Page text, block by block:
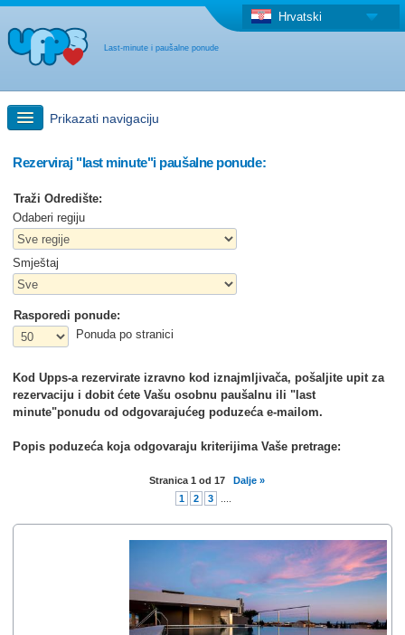
Last-minute i paušalne ponude
Hrvatski
Prikazati navigaciju
Brzo traženje
Putovanja: Pretraga na zemljovidu
"Last Minute"ponuda + Paušalna ponuda
Druga država
Rezerviraj "last minute"i paušalne ponude:
Traži Odredište:
Odaberi regiju
Smještaj
Rasporedi ponude:
Ponuda po stranici
Kod Upps-a rezervirate izravno kod iznajmljivača, pošaljite upit za
rezervaciju i dobit ćete Vašu osobnu paušalnu ili "last
minute"ponudu od odgovarajućeg poduzeća e-mailom.
Popis poduzeća koja odgovaraju kriterijima Vaše pretrage:
Stranica 1 od 17
Dalje »
1
2 3